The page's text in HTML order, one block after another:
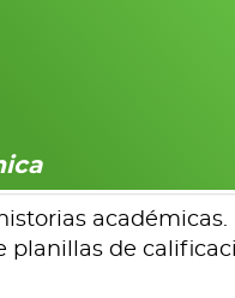
académicas.
planillas de